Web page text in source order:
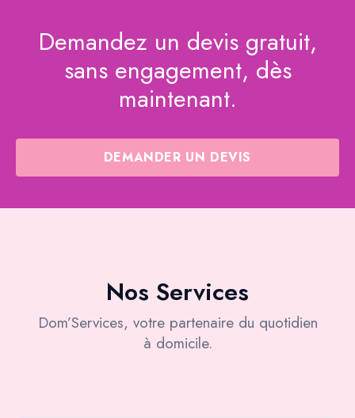
Demandez un devis gratuit,
sans engagement, dès
maintenant.
DEMANDER UN DEVIS
Nos Services
Dom’Services, votre partenaire du quotidien
à domicile.